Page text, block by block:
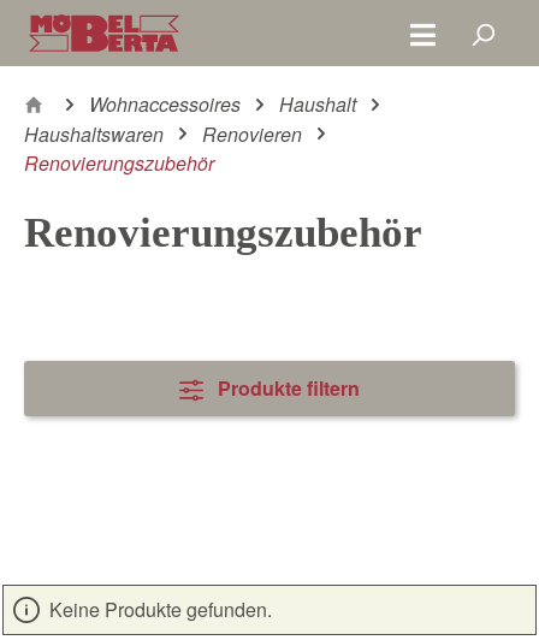
Zum Hauptinhalt springen
Wohnaccessoires
Haushalt
Haushaltswaren
Renovieren
Renovierungszubehör
Renovierungszubehör
Produkte filtern
Keine Produkte gefunden.